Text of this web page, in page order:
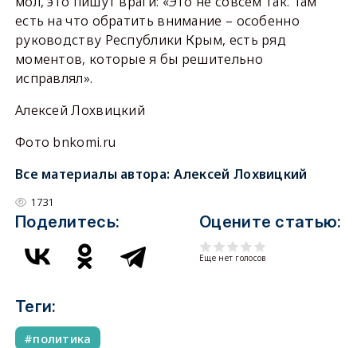
есть на что обратить внимание – особенно
руководству Республики Крым, есть ряд
моментов, которые я бы решительно
исправлял».
Алексей Лохвицкий
Фото bnkomi.ru
Все материалы автора: Алексей Лохвицкий
1731
Поделитесь: Оцените статью:
Еще нет голосов
Теги:
политика